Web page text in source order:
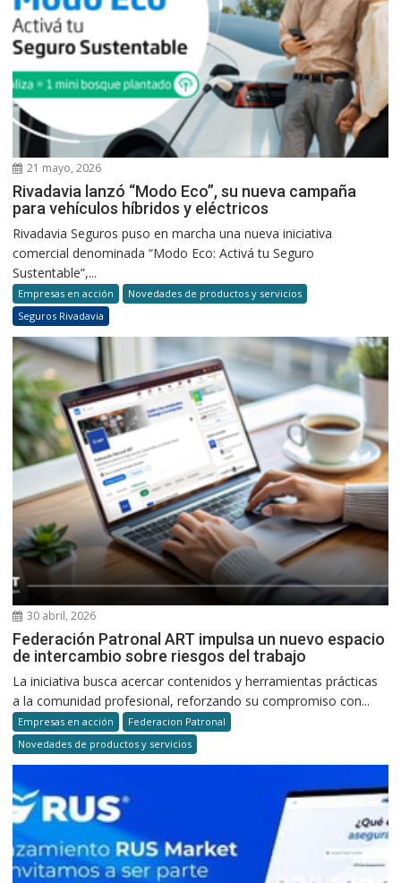
21 mayo, 2026
Rivadavia lanzó “Modo Eco”, su nueva campaña
para vehículos híbridos y eléctricos
Rivadavia Seguros puso en marcha una nueva iniciativa
comercial denominada “Modo Eco: Activá tu Seguro
Sustentable”,...
Empresas en acción
Novedades de productos y servicios
Seguros Rivadavia
30 abril, 2026
Federación Patronal ART impulsa un nuevo espacio
de intercambio sobre riesgos del trabajo
La iniciativa busca acercar contenidos y herramientas prácticas
a la comunidad profesional, reforzando su compromiso con...
Empresas en acción
Federacion Patronal
Novedades de productos y servicios